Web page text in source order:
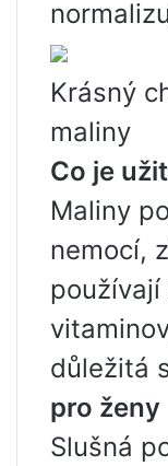
Krásný
maliny
Co je
Maliny
nemocí,
důležitá
pro ženy
Slušná